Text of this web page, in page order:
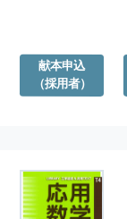
献本申込
（採用者）